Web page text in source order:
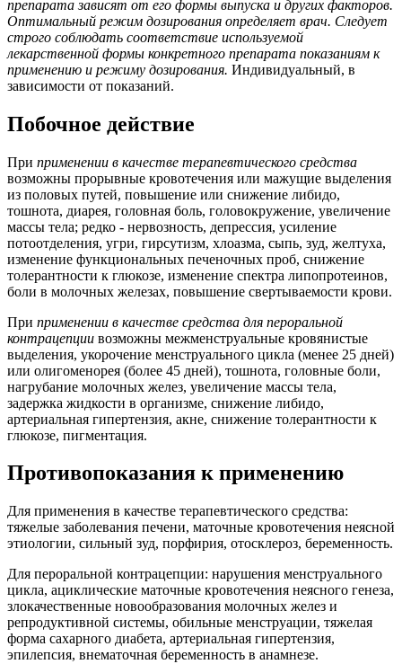
препарата зависят от его формы выпуска и других факторов.
Оптимальный режим дозирования определяет врач. Следует
строго соблюдать соответствие используемой
лекарственной формы конкретного препарата показаниям к
применению и режиму дозирования. Индивидуальный, в
зависимости от показаний.
Побочное действие
При применении в качестве терапевтического средства
возможны прорывные кровотечения или мажущие выделения
из половых путей, повышение или снижение либидо,
тошнота, диарея, головная боль, головокружение, увеличение
массы тела; редко - нервозность, депрессия, усиление
потоотделения, угри, гирсутизм, хлоазма, сыпь, зуд, желтуха,
изменение функциональных печеночных проб, снижение
толерантности к глюкозе, изменение спектра липопротеинов,
боли в молочных железах, повышение свертываемости крови.
При применении в качестве средства для пероральной
контрацепции возможны межменструальные кровянистые
выделения, укорочение менструального цикла (менее 25 дней)
или олигоменорея (более 45 дней), тошнота, головные боли,
нагрубание молочных желез, увеличение массы тела,
задержка жидкости в организме, снижение либидо,
артериальная гипертензия, акне, снижение толерантности к
глюкозе, пигментация.
Противопоказания к применению
Для применения в качестве терапевтического средства:
тяжелые заболевания печени, маточные кровотечения неясной
этиологии, сильный зуд, порфирия, отосклероз, беременность.
Для пероральной контрацепции: нарушения менструального
цикла, ациклические маточные кровотечения неясного генеза,
злокачественные новообразования молочных желез и
репродуктивной системы, обильные менструации, тяжелая
форма сахарного диабета, артериальная гипертензия,
эпилепсия, внематочная беременность в анамнезе.